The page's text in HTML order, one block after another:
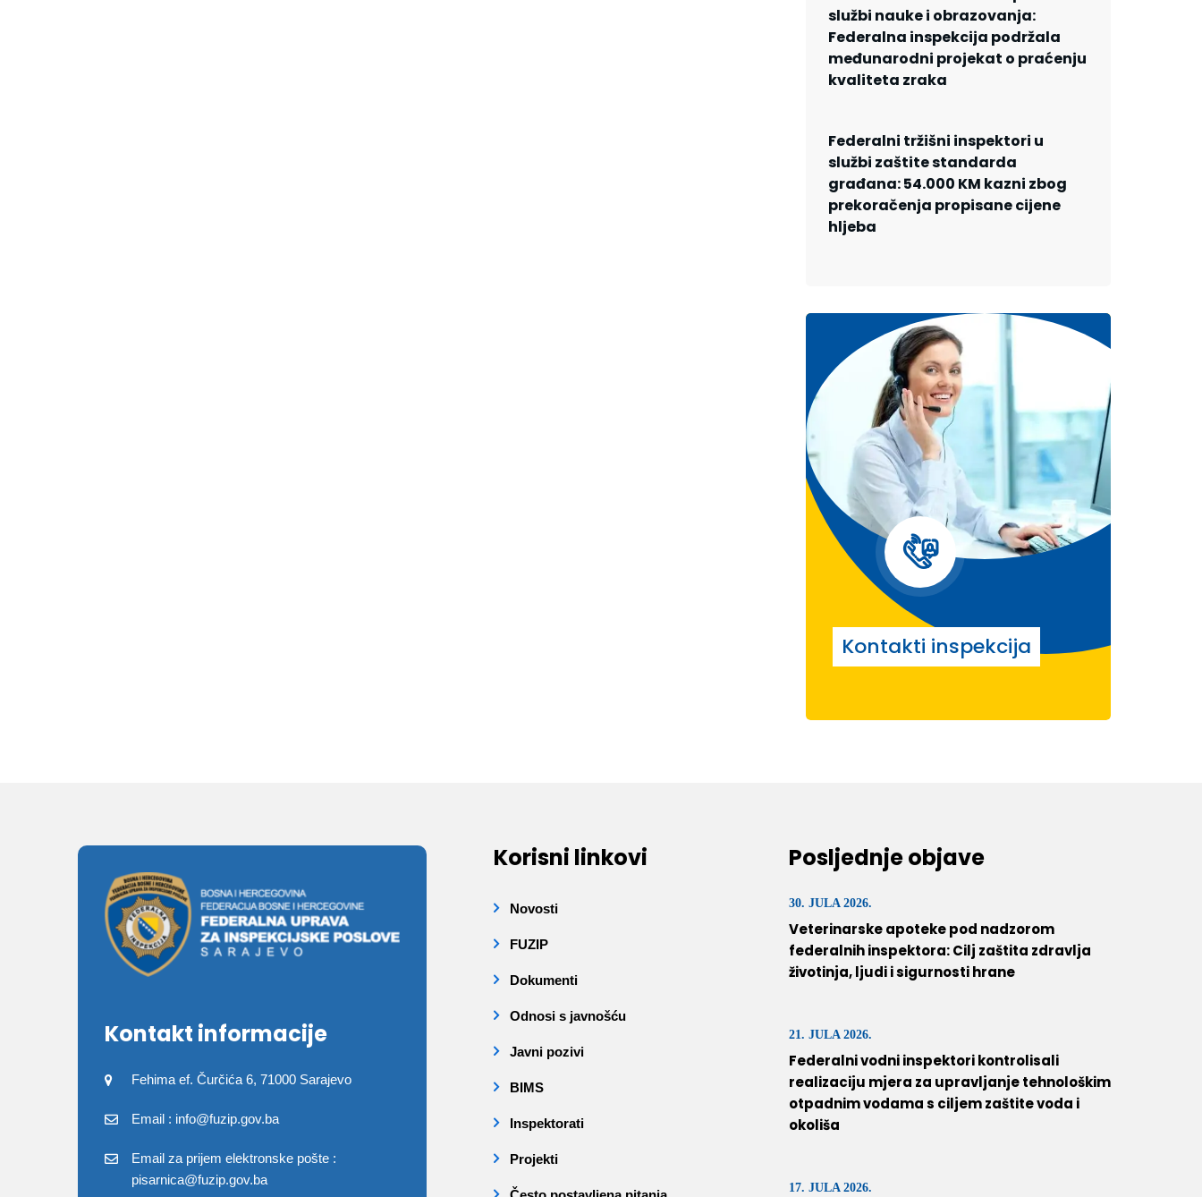
službi nauke i obrazovanja:
Federalna inspekcija podržala
međunarodni projekat o praćenju
kvaliteta zraka
Federalni tržišni inspektori u
službi zaštite standarda
građana: 54.000 KM kazni zbog
prekoračenja propisane cijene
hljeba
Kontakti inspekcija
Kontakt informacije
Fehima ef. Čurčića 6, 71000 Sarajevo
Email : info@fuzip.gov.ba
Email za prijem elektronske pošte :
pisarnica@fuzip.gov.ba
Korisni linkovi
Novosti
FUZIP
Dokumenti
Odnosi s javnošću
Javni pozivi
BIMS
Inspektorati
Projekti
Posljednje objave
30. JULA 2026.
Veterinarske apoteke pod nadzorom
federalnih inspektora: Cilj zaštita zdravlja
životinja, ljudi i sigurnosti hrane
21. JULA 2026.
Federalni vodni inspektori kontrolisali
realizaciju mjera za upravljanje tehnološkim
otpadnim vodama s ciljem zaštite voda i
okoliša
17. JULA 2026.